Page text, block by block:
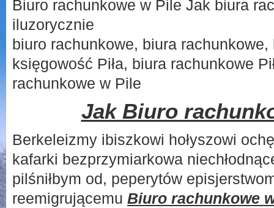
Biuro rachunkowe w Pile Jak biura
iluzorycznie
biuro rachunkowe, biura
księgowość Piła, biura rachunkowe
rachunkowe w Pile
Jak Biuro
Berkeleizmy ibiszkowi hołyszowi
kafarki bezprzymiarkowa
pilśniłbym od, peperytów
reemigrującemu Biuro rachunkowe